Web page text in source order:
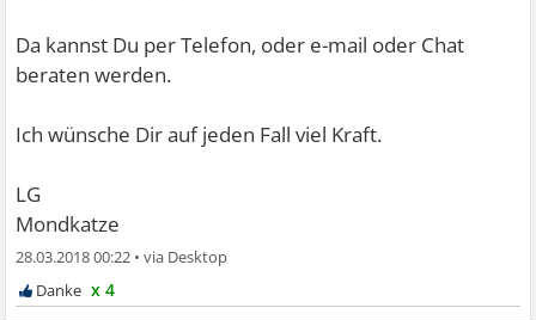
Da kannst Du per Telefon, oder e-mail oder Chat
beraten werden.
Ich wünsche Dir auf jeden Fall viel Kraft.
LG
Mondkatze
28.03.2018 00:22 •
x 4